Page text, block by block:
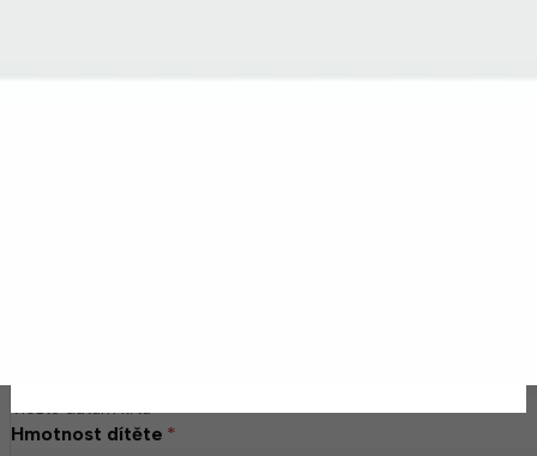
Vložte datum křtu
Hmotnost dítěte *